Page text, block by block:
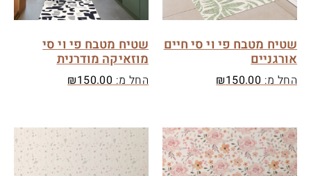
שטיח מטבח פי וי סי חיים
אורגניים
החל מ: ₪150.00
שטיח מטבח פי וי סי
מוזאיקה מודרנית
החל מ: ₪150.00